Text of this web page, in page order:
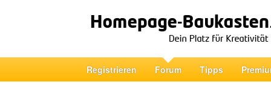
Registrieren Forum Tipps